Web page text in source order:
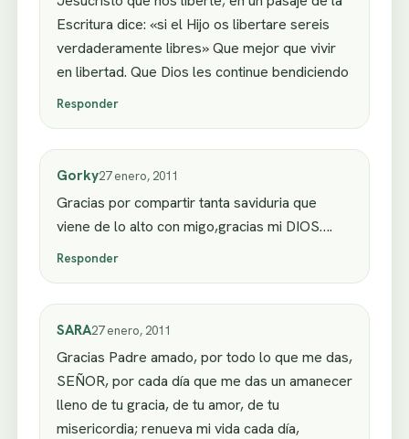
Escritura dice: «si el Hijo os libertare sereis
verdaderamente libres» Que mejor que vivir
en libertad. Que Dios les continue bendiciendo
Responder
Gorky27 enero, 2011
Gracias por compartir tanta saviduria que
viene de lo alto con migo,gracias mi DIOS….
Responder
SARA27 enero, 2011
Gracias Padre amado, por todo lo que me das,
SEÑOR, por cada día que me das un amanecer
lleno de tu gracia, de tu amor, de tu
misericordia; renueva mi vida cada día,